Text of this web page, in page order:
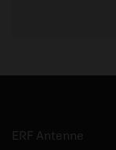
ERF Antenne